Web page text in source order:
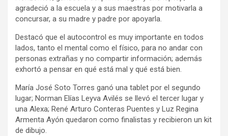
agradeció a la escuela y a sus maestras por motivarla a
concursar, a su madre y padre por apoyarla.
Destacó que el autocontrol es muy importante en todos
lados, tanto el mental como el físico, para no andar con
personas extrañas y no compartir información; además
exhortó a pensar en qué está mal y qué está bien.
María José Soto Torres ganó una tablet por el segundo
lugar; Norman Elías Leyva Avilés se llevó el tercer lugar y
una Alexa; René Arturo Conteras Puentes y Luz Regina
Armenta Ayón quedaron como finalistas y recibieron un kit
de dibujo.